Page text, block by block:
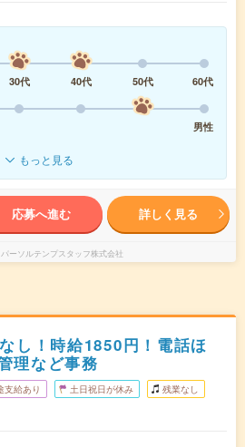
30代 40代 50代
60代
男性
もっと見る
応募へ進む 詳しく見る
パーソルテンプスタッフ株式会社
し！時給1850円！電話ほ
理など事務
支給あり 土日祝日が休み 残業なし